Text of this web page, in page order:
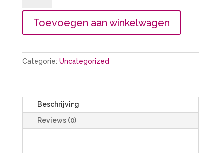
Koning
Toevoegen aan winkelwagen
Categorie: Uncategorized
Beschrijving
Reviews (0)